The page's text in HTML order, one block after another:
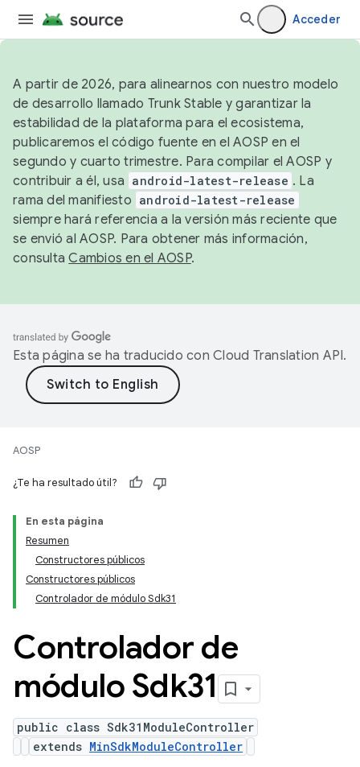
Acceder
A partir de 2026, para alinearnos con nuestro modelo
de desarrollo llamado Trunk Stable y garantizar la
estabilidad de la plataforma para el ecosistema,
publicaremos el código fuente en el AOSP en el
segundo y cuarto trimestre. Para compilar el AOSP y
contribuir a él, usa android-latest-release . La
rama del manifiesto android-latest-release
siempre hará referencia a la versión más reciente que
se envió al AOSP. Para obtener más información,
consultaCambios en el AOSP.
Esta página se ha traducido con Cloud Translation API.
AOSP
¿Te ha resultado útil?
En esta página
Resumen
Constructores públicos
Constructores públicos
Controlador de módulo Sdk31
Controlador de
módulo Sdk31
public class Sdk31ModuleController
extends MinSdkModuleController